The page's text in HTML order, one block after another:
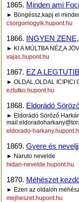
1865. Minden ami
► Böngéssz,kapj el
csorgomogyik.hupont.hu
1866. INGYEN
► KI A MÚLTBA NÉZ,A
vajas.hupont.hu
1867. EZ A
► OLDAL,OLDAL ICIPICI
eztutko.hupont.hu
1868. Eldorádó
► Eldorádó Söröző
eldorado-
1869. Gyere és
► Naruto nevelde
hidan-nevelde.hupont.hu
1870. Méhészet
► Ezen az oldalon
mejheszet.hupont.hu